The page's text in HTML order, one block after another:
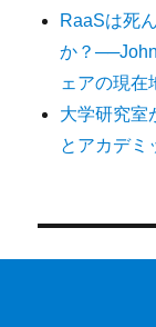
RaaSは死
か？
ェアの現在
大学研究室
とアカデミ